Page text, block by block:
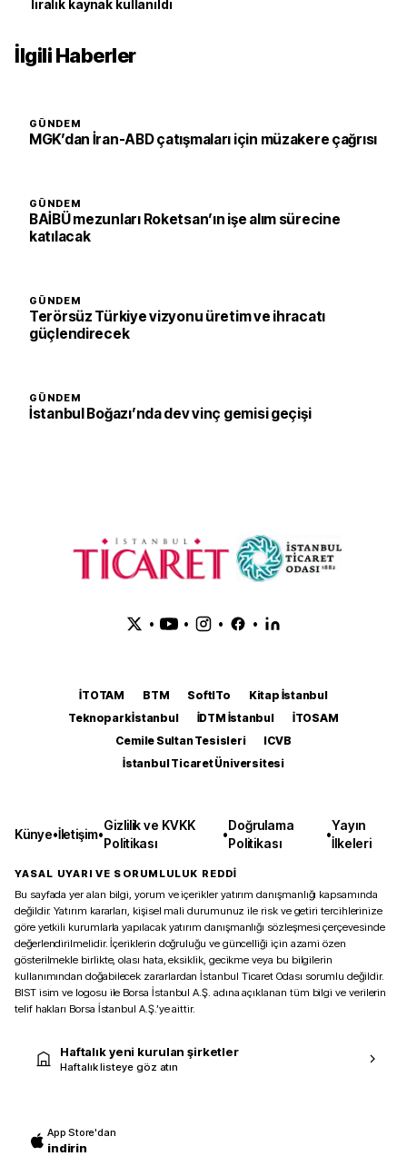
liralık kaynak kullanıldı
İlgili Haberler
GÜNDEM
MGK’dan İran-ABD çatışmaları için müzakere çağrısı
GÜNDEM
BAİBÜ mezunları Roketsan’ın işe alım sürecine
katılacak
GÜNDEM
Terörsüz Türkiye vizyonu üretim ve ihracatı
güçlendirecek
GÜNDEM
İstanbul Boğazı’nda dev vinç gemisi geçişi
• • • •
İTOTAM BTM SoftITo
Kitap İstanbul
Teknopark İstanbul
İDTM İstanbul
İTOSAM
Cemile Sultan Tesisleri
ICVB
İstanbul Ticaret Üniversitesi
Künye•İletişim•
Gizlilik ve KVKK
Politikası
•
Doğrulama
Politikası
•
Yayın
İlkeleri
YASAL UYARI VE SORUMLULUK REDDİ
Bu sayfada yer alan bilgi, yorum ve içerikler yatırım danışmanlığı kapsamında
değildir. Yatırım kararları, kişisel mali durumunuz ile risk ve getiri tercihlerinize
göre yetkili kurumlarla yapılacak yatırım danışmanlığı sözleşmesi çerçevesinde
değerlendirilmelidir. İçeriklerin doğruluğu ve güncelliği için azami özen
gösterilmekle birlikte, olası hata, eksiklik, gecikme veya bu bilgilerin
kullanımından doğabilecek zararlardan İstanbul Ticaret Odası sorumlu değildir.
BIST isim ve logosu ile Borsa İstanbul A.Ş. adına açıklanan tüm bilgi ve verilerin
telif hakları Borsa İstanbul A.Ş.’ye aittir.
Haftalık yeni kurulan şirketler
Haftalık listeye göz atın
App Store'dan
indirin